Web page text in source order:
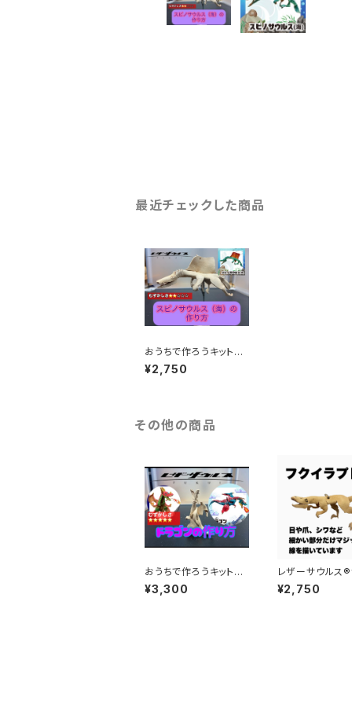
最近チェックした商品
おうちで作ろうキットス
ピノサウルス（海）
¥2,750
その他の商品
おうちで作ろうキットド
ラゴン
¥3,300
レザーサウルス
完成品（ポーズ
ー可能）
¥2,750